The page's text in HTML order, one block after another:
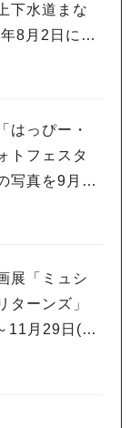
下水道まな
8月2日に開
はっぴー・
トフェスタ
写真を9月30
展「ミュシ
ターンズ」
11月29日(日)